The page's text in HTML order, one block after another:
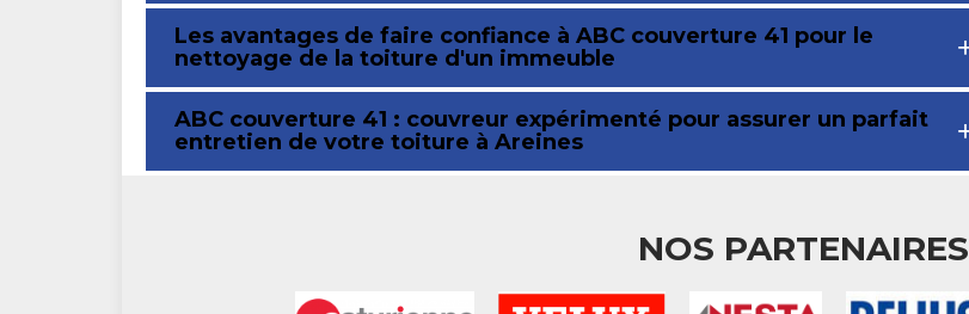
Les avantages de faire confiance à ABC couverture 41 pour le
nettoyage de la toiture d'un immeuble
ABC couverture 41 : couvreur expérimenté pour assurer un parfait
entretien de votre toiture à Areines
NOS PARTENAIRES